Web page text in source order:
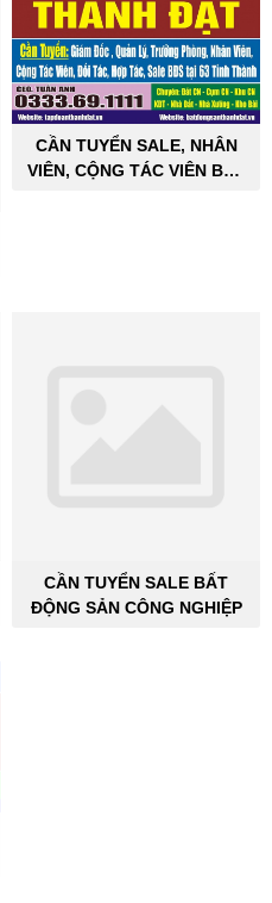
CẦN TUYỂN SALE, NHÂN
VIÊN, CỘNG TÁC VIÊN BẤT
CẦN TUYỂN SALE BẤT
ĐỘNG SẢN CÔNG NGHIỆP